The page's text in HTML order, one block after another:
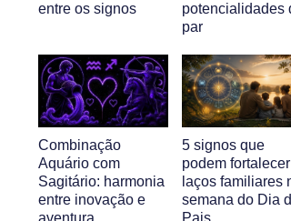
entre os signos
potencialidades
par
Combinação
Aquário com
Sagitário: harmonia
entre inovação e
5 signos que
podem
laços familiares
semana do Dia